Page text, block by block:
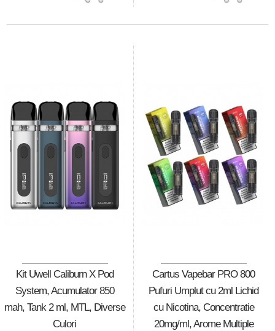
Kit Uwell Caliburn X Pod
System, Acumulator 850
mah, Tank 2 ml, MTL, Diverse
Culori
Cartus Vapebar PRO 800
Pufuri Umplut cu 2ml Lichid
cu Nicotina, Concentratie
20mg/ml, Arome Multiple